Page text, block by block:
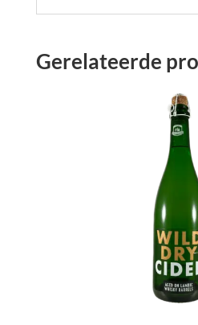
Gerelateerde